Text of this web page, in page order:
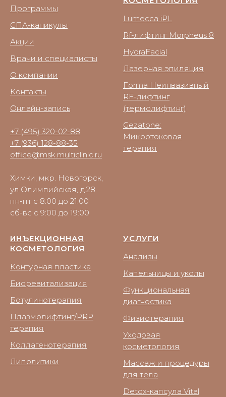
Программы
СПА-каникулы
Акции
Врачи и специалисты
О компании
Контакты
Онлайн-запись
+7 (495) 320-02-88
+7 (936) 128-88-35
office@msk.multiclinic.ru
Химки, мкр. Новогорск,
ул.Олимпийская, д.28
пн-пт с 8:00 до 21:00
сб-вс с 9:00 до 19:00
Lumecca iPL
Rf-лифтинг Morpheus 8
HydraFacial
Лазерная эпиляция
Forma Неинвазивный
RF-лифтинг
(термолифтинг)
Gezatone:
Микротоковая
терапия
ИНЪЕКЦИОННАЯ
КОСМЕТОЛОГИЯ
Контурная пластика
Биоревитализация
Ботулинотерапия
Плазмолифтинг/PRP
терапия
Коллагенотерапия
Липолитики
УСЛУГИ
Анализы
Капельницы и уколы
Функциональная
диагностика
Физиотерапия
Уходовая
косметология
Массаж и процедуры
для тела
Detox-капсула Vital